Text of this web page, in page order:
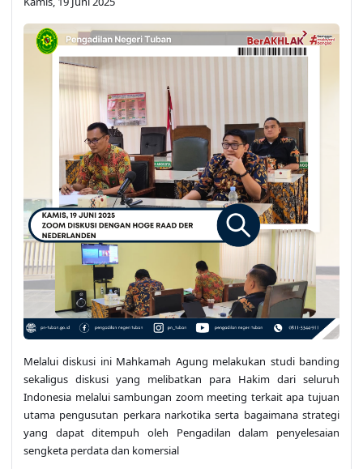
Melalui diskusi ini Mahkamah Agung melakukan studi banding
sekaligus diskusi yang melibatkan para Hakim dari seluruh
Indonesia melalui sambungan zoom meeting terkait apa tujuan
utama pengusutan perkara narkotika serta bagaimana strategi
yang dapat ditempuh oleh Pengadilan dalam penyelesaian
sengketa perdata dan komersial